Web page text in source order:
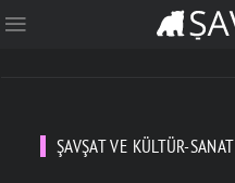
ŞAVŞAT VE KÜLTÜR-SANAT